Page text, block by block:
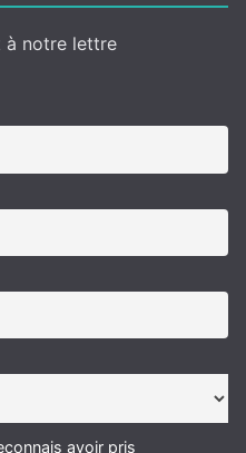
à notre lettre
avoir pris